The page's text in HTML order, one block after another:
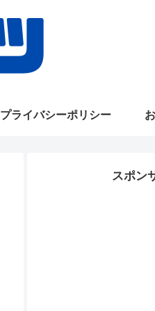
プライバシーポリシー
スポン